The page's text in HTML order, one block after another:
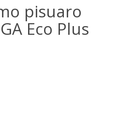
pisuaro
Eco Plus